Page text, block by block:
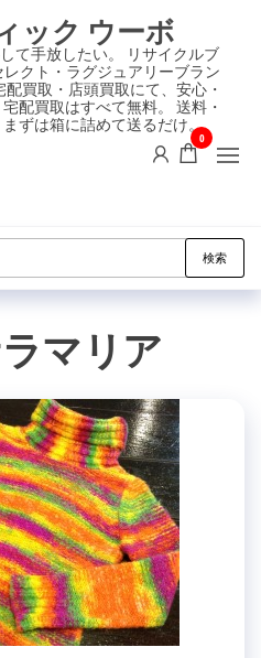
ック ウーボ
て手放したい。 リサイクルブ
クト・ラグジュアリーブラン
買取・店頭買取にて、安心・
配買取はすべて無料。 送料・
ずは箱に詰めて送るだけ。
0
検索
マリア